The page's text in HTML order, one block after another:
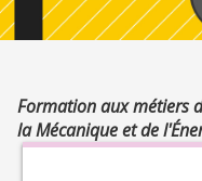
ACCUEIL
S'ORIENTER,
NOS
FORMATIONS
Résumé
Formation aux métiers
la Mécanique et de
Détails